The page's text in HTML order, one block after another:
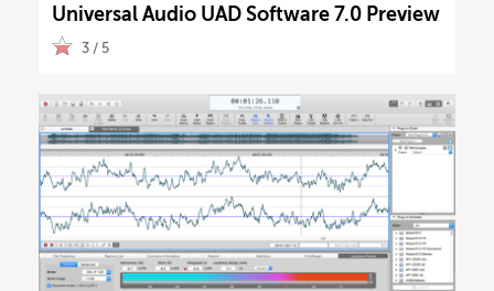
Universal Audio UAD Software 7.0 Preview
3 / 5